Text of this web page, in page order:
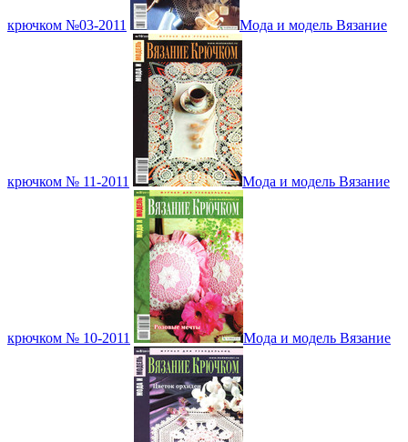
крючком №03-2011 Мода и модель Вязание
крючком № 11-2011 Мода и модель Вязание
крючком № 10-2011 Мода и модель Вязание